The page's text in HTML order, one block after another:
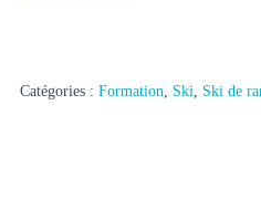
Catégories : Formation, Ski, Ski de